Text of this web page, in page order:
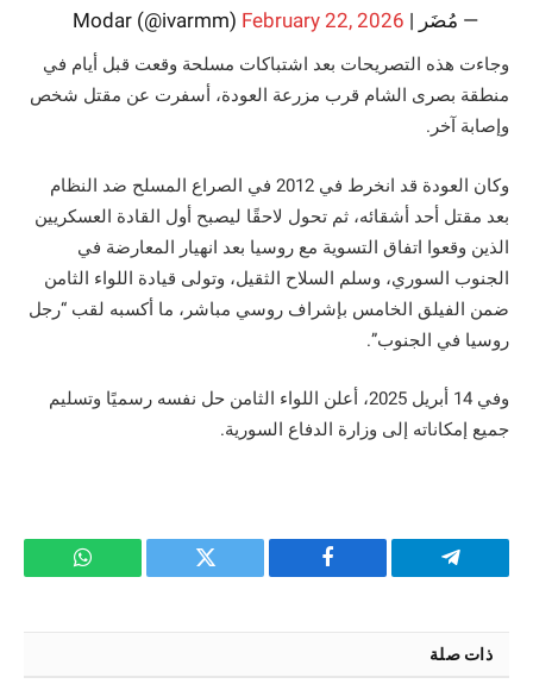
— مُضَر | Modar (@ivarmm) February 22, 2026
وجاءت هذه التصريحات بعد اشتباكات مسلحة وقعت قبل أيام في
منطقة بصرى الشام قرب مزرعة العودة، أسفرت عن مقتل شخص
وإصابة آخر.
وكان العودة قد انخرط في 2012 في الصراع المسلح ضد النظام
بعد مقتل أحد أشقائه، ثم تحول لاحقًا ليصبح أول القادة العسكريين
الذين وقعوا اتفاق التسوية مع روسيا بعد انهيار المعارضة في
الجنوب السوري، وسلم السلاح الثقيل، وتولى قيادة اللواء الثامن
ضمن الفيلق الخامس بإشراف روسي مباشر، ما أكسبه لقب “رجل
روسيا في الجنوب”.
وفي 14 أبريل 2025، أعلن اللواء الثامن حل نفسه رسميًا وتسليم
جميع إمكاناته إلى وزارة الدفاع السورية.
تيلقرام فيسبوك تويتر واتساب
ذات صلة